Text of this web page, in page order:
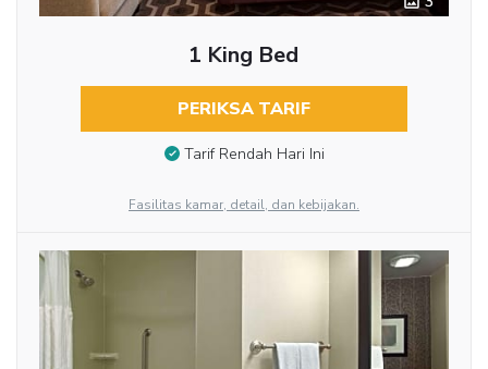
1 King Bed
PERIKSA TARIF
Tarif Rendah Hari Ini
Fasilitas kamar, detail, dan kebijakan.